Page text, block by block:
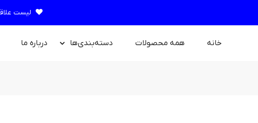
لیست
خانه همه محصولات دسته‌بندی‌ها درباره‌ ما